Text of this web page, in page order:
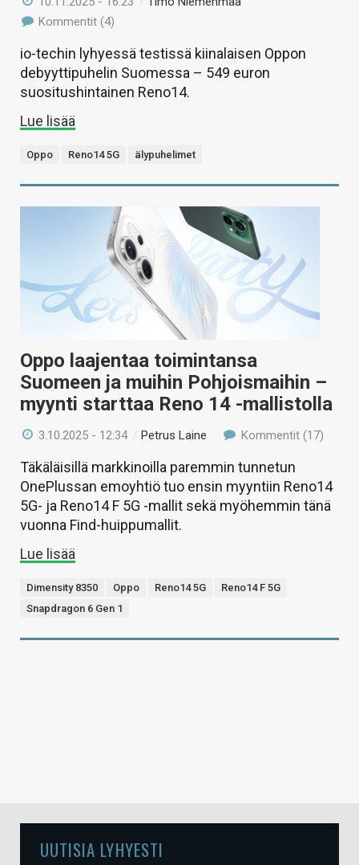
Kommentit (4)
io-techin lyhyessä testissä kiinalaisen Oppon
debyyttipuhelin Suomessa – 549 euron
suositushintainen Reno14.
Lue lisää
Oppo Reno14 5G älypuhelimet
Oppo laajentaa toimintansa
Suomeen ja muihin Pohjoismaihin –
myynti starttaa Reno 14 -mallistolla
3.10.2025 - 12:34 /Petrus Laine Kommentit (17)
Täkäläisillä markkinoilla paremmin tunnetun
OnePlussan emoyhtiö tuo ensin myyntiin Reno14
5G- ja Reno14 F 5G -mallit sekä myöhemmin tänä
vuonna Find-huippumallit.
Lue lisää
Dimensity 8350 Oppo Reno14 5G
Reno14 F 5G
Snapdragon 6 Gen 1
UUTISIA LYHYESTI